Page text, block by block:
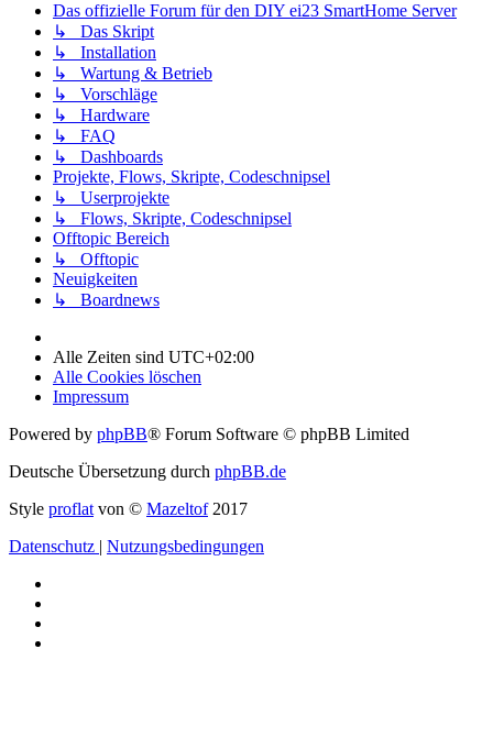
Das offizielle Forum für den DIY ei23 SmartHome Server
↳ Das Skript
↳ Installation
↳ Wartung & Betrieb
↳ Vorschläge
↳ Hardware
↳ FAQ
↳ Dashboards
Projekte, Flows, Skripte, Codeschnipsel
↳ Userprojekte
↳ Flows, Skripte, Codeschnipsel
Offtopic Bereich
↳ Offtopic
Neuigkeiten
↳ Boardnews
Alle Zeiten sind UTC+02:00
Alle Cookies löschen
Impressum
Powered by phpBB® Forum Software © phpBB Limited
Deutsche Übersetzung durch phpBB.de
Style proflat von © Mazeltof2017
Datenschutz | Nutzungsbedingungen